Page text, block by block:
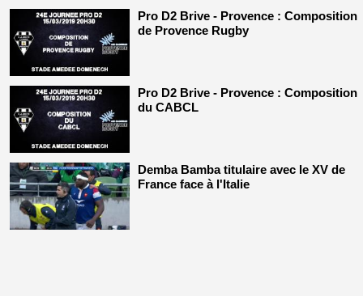
Pro D2 Brive - Provence : Composition
de Provence Rugby
Pro D2 Brive - Provence : Composition
du CABCL
Demba Bamba titulaire avec le XV de
France face à l'Italie